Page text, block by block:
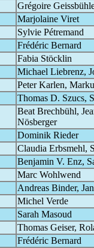
Grégoire
Marjolaine Viret
Sylvie Pétremand
Frédéric Bernard
Fabia Stöcklin
Michael Liebrenz,
Peter Karlen,
Thomas D. Szucs,
Beat Brechbühl,
Nösberger
Dominik Rieder
Claudia Erbsmehl,
Benjamin V. Enz,
Marc Wohlwend
Andreas Binder,
Michel Verde
Sarah Masoud
Thomas Geiser,
Frédéric Bernard